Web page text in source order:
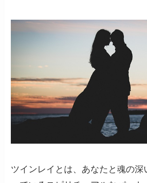
ツインレイとは、あなたと魂の深